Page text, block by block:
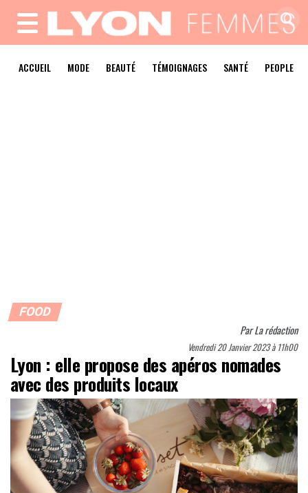
MENU
ACCUEIL MODE BEAUTÉ TÉMOIGNAGES SANTÉ PEOPLE
FOOD
ParLa rédaction
Vendredi 20 Janvier 2023 à 11h00
Lyon : elle propose des apéros nomades
avec des produits locaux